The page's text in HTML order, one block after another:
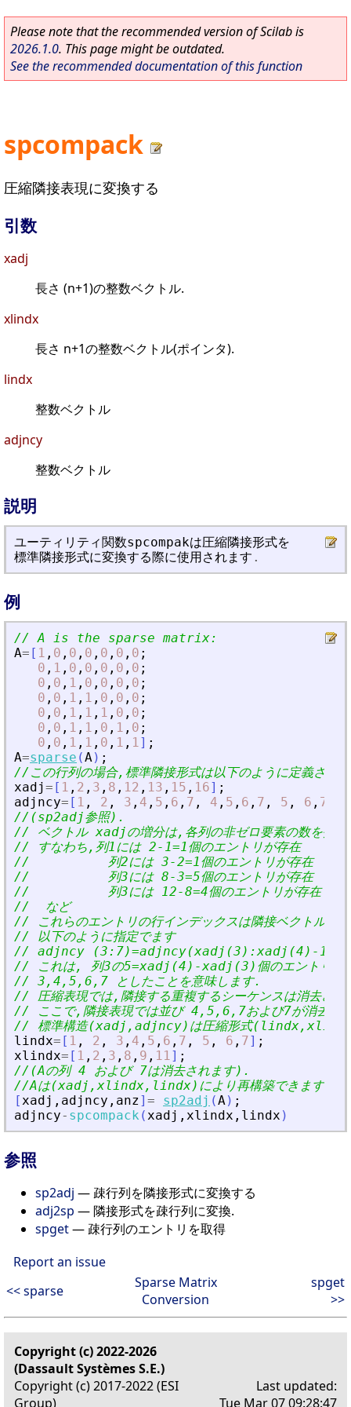
Please note that the recommended version of Scilab is
2026.1.0. This page might be outdated.
See the recommended documentation of this function
spcompack
圧縮隣接表現に変換する
引数
xadj
長さ (n+1)の整数ベクトル.
xlindx
長さ n+1の整数ベクトル(ポインタ).
lindx
整数ベクトル
adjncy
整数ベクトル
説明
ユーテ ィ リ テ ィ 関数spcompakは圧縮隣接形式を
標準隣接形式に変換する際に使用 されま す .
例
// A is the sparse matrix:
A= [ 1 , 0 , 0 , 0 , 0 , 0 , 0 ;
0 , 1 , 0 , 0 , 0 , 0 , 0 ;
0 , 0 , 1 , 0 , 0 , 0 , 0 ;
0 , 0 , 1 , 1 , 0 , 0 , 0 ;
0 , 0 , 1 , 1 , 1 , 0 , 0 ;
0 , 0 , 1 , 1 , 0 , 1 , 0 ;
0 , 0 , 1 , 1 , 0 , 1 , 1] ;
A=sparse (A) ;
//この行列の場合,標準隣接形式は以下のように定義され
xadj= [ 1 , 2 , 3 , 8 , 12 , 13 , 15 , 16] ;
adjncy= [ 1 , 2 , 3 , 4 , 5 , 6 , 7 , 4 , 5 , 6 , 7 , 5 , 6 , 7
//(sp2adj参照).
// ベクトル xadjの増分は,各列の非ゼロ要素の数を指
// すなわち,列1には 2-1=1個のエントリが存在
//          列2には 3-2=1個のエントリが存在
//          列3には 8-3=5個のエントリが存在
//          列3には 12-8=4個のエントリが存在
//  など
// これらのエントリの行インデックスは隣接ベクトルに
// 以下のように指定でます
// adjncy (3:7)=adjncy(xadj(3):xadj(4)-
// これは, 列3の5=xadj(4)-xadj(3)個のエントリのイ
// 3,4,5,6,7 としたことを意味します.
// 圧縮表現では,隣接する重複するシーケンスは消去さ
// ここで,隣接表現では並び 4,5,6,7および7が消去さ
// 標準構造(xadj,adjncy)は圧縮形式(lindx,xlindx)
lindx= [ 1 , 2 , 3 , 4 , 5 , 6 , 7 , 5 , 6 , 7] ;
xlindx= [ 1 , 2 , 3 , 8 , 9 , 11] ;
//(Aの列 4 および 7は消去されます).
//Aは(xadj,xlindx,lindx)により再構築できます.
[xadj , adjncy , anz] = sp2adj (A) ;
adjncy- spcompack (xadj , xlindx , lindx )
参照
sp2adj — 疎行列を隣接形式に変換する
adj2sp — 隣接形式を疎行列に変換.
spget— 疎行列のエントリを取得
Report an issue
<< sparse
Sparse Matrix
Conversion
spget
>>
Copyright (c) 2022-2026
(Dassault Systèmes S.E.)
Copyright (c) 2017-2022 (ESI
Group)
Last updated:
Tue Mar 07 09:28:47